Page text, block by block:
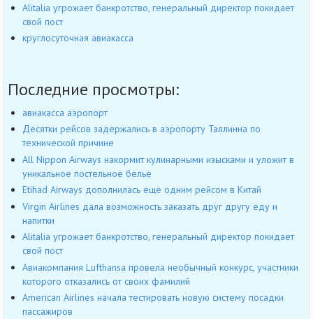
Alitalia угрожает банкротство, генеральный директор покидает
свой пост
круглосуточная авиакасса
Последние просмотры:
авиакасса аэропорт
Десятки рейсов задержались в аэропорту Таллинна по
технической причине
All Nippon Airways накормит кулинарными изысками и уложит в
уникальное постельное белье
Etihad Airways дополнилась еще одним рейсом в Китай
Virgin Airlines дала возможность заказать друг другу еду и
напитки
Alitalia угрожает банкротство, генеральный директор покидает
свой пост
Авиакомпания Lufthansa провела необычный конкурс, участники
которого отказались от своих фамилий
American Airlines начала тестировать новую систему посадки
пассажиров